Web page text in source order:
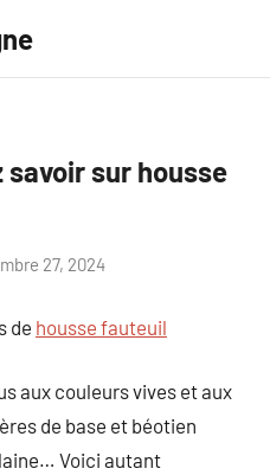
savoir sur housse
27, 2024
de housse fauteuil
aux couleurs vives et aux
de base et béotien
Voici autant